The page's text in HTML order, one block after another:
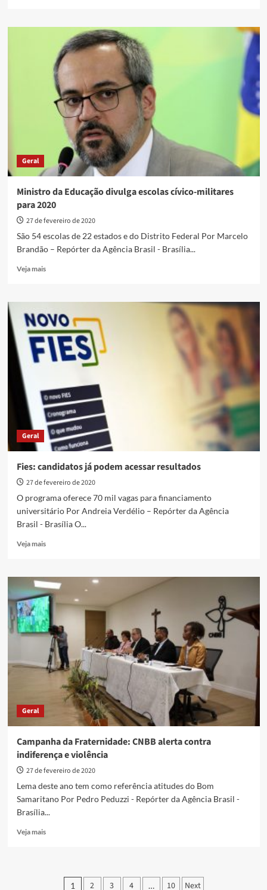
Com
casos,
lidera
registro
suspeitos
coronavírus
Geral
Ministro da Educação divulga escolas cívico-militares
para 2020
27 de fevereiro de 2020
São 54 escolas de 22 estados e do Distrito Federal Por Marcelo
Brandão – Repórter da Agência Brasil - Brasília...
Veja maisRead
Ministro
da
Educação
divulga
escolas
cívico-
2020
Geral
Fies: candidatos já podem acessar resultados
27 de fevereiro de 2020
O programa oferece 70 mil vagas para financiamento
universitário Por Andreia Verdélio – Repórter da Agência
Brasil - Brasília O...
Veja maisRead
Fies:
candidatos
já
podem
acessar
resultados
Geral
Campanha da Fraternidade: CNBB alerta contra
indiferença e violência
27 de fevereiro de 2020
Lema deste ano tem como referência atitudes do Bom
Samaritano Por Pedro Peduzzi - Repórter da Agência Brasil -
Brasília...
Veja maisRead
Fraternidade:
1 2 3 4 … 10 Next